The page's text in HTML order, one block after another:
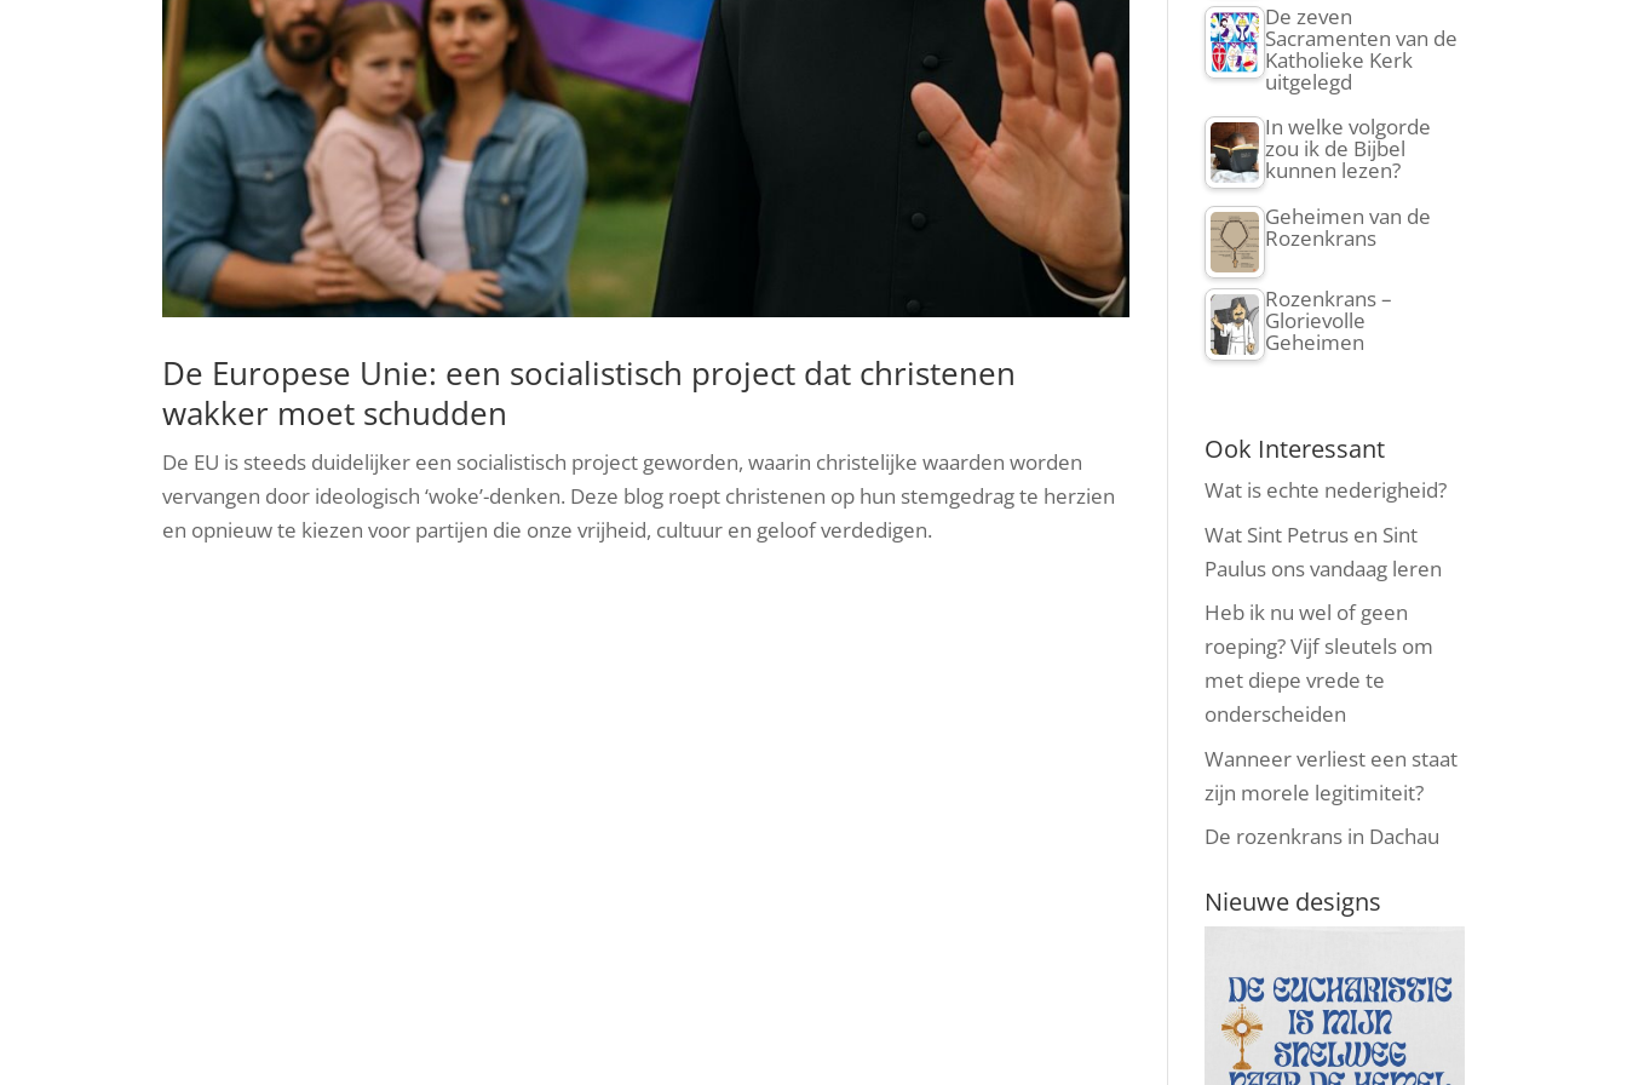
De Europese Unie: een socialistisch project dat christenen
wakker moet schudden
De EU is steeds duidelijker een socialistisch project geworden, waarin christelijke waarden worden
vervangen door ideologisch ‘woke’-denken. Deze blog roept christenen op hun stemgedrag te herzien
en opnieuw te kiezen voor partijen die onze vrijheid, cultuur en geloof verdedigen.
De zeven
Sacramenten van de
Katholieke Kerk
uitgelegd
In welke volgorde
zou ik de Bijbel
kunnen lezen?
Geheimen van de
Rozenkrans
Rozenkrans –
Glorievolle
Geheimen
Ook Interessant
Wat is echte nederigheid?
Wat Sint Petrus en Sint
Paulus ons vandaag leren
Heb ik nu wel of geen
roeping? Vijf sleutels om
met diepe vrede te
onderscheiden
Wanneer verliest een staat
zijn morele legitimiteit?
De rozenkrans in Dachau
Nieuwe designs